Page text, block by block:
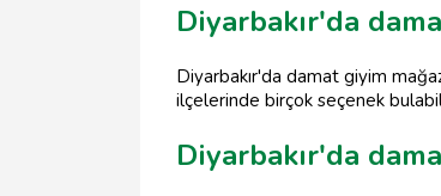
Diyarbakır'da
Diyarbakır'da damat giyim
ilçelerinde birçok seçenek
Diyarbakır'da